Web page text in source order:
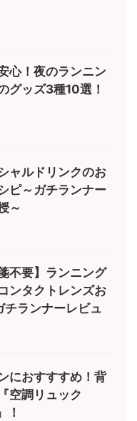
心！夜のランニン
グッズ3種10選！
ャルドリンクのお
ピ～ガチランナー
～
不要】ランニング
ンタクトレンズお
ランナーレビュ
におすすすめ！背
空調リュック
！